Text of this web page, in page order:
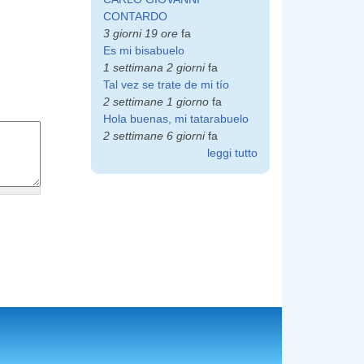
CONTARDO
3 giorni 19 ore fa
Es mi bisabuelo
1 settimana 2 giornifa
Tal vez se trate de mi tío
2 settimane 1 giorno fa
Hola buenas, mi tatarabuelo
2 settimane 6 giornifa
leggi tutto